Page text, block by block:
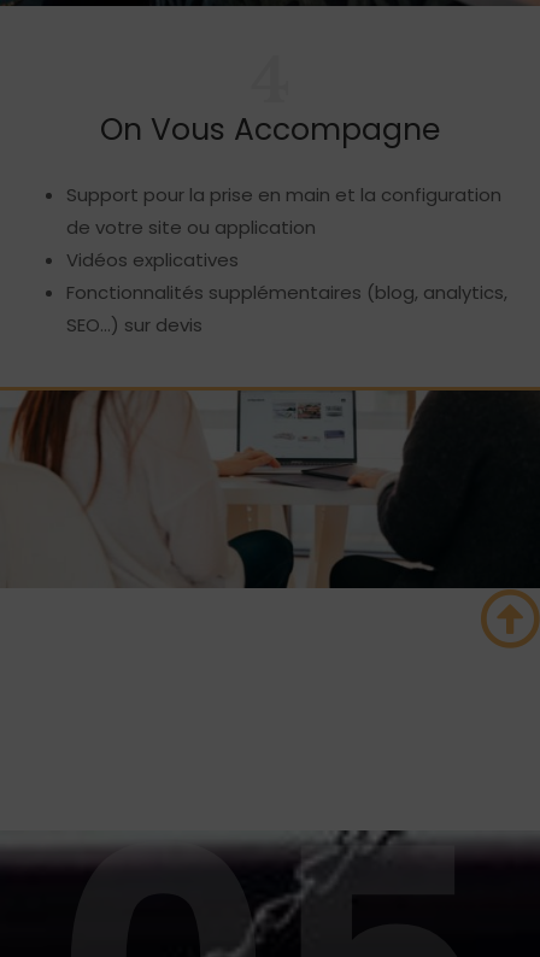
On Vous Accompagne
Support pour la prise en main et la configuration
de votre site ou application
Vidéos explicatives
Fonctionnalités supplémentaires (blog, analytics,
SEO…) sur devis